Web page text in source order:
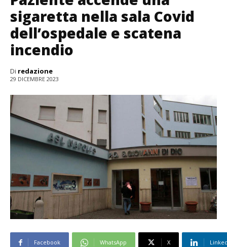
sigaretta nella sala Covid
dell’ospedale e scatena
incendio
Di redazione
29 DICEMBRE 2023
Facebook WhatsApp X